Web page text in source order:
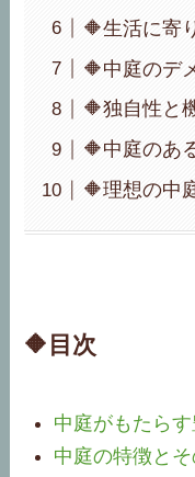
🔶生活に寄
🔶中庭のデ
🔶独自性と
🔶中庭のあ
🔶理想の中
🔶目次
中庭がもたら
中庭の特徴と